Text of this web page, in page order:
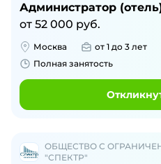
Администратор
от 52 000 руб.
Москва от 1 до 3 лет
Полная занятость
ОБЩЕСТВО С
"СПЕКТР"